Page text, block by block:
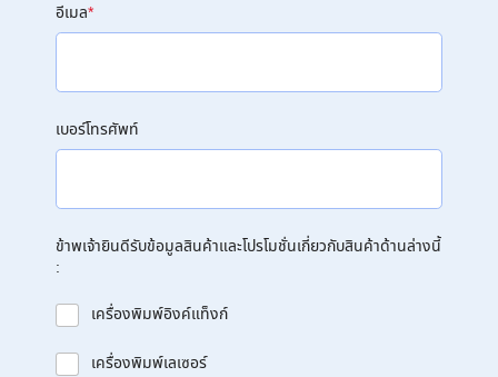
อีเมล*
เบอร์โทรศัพท์
ข้าพเจ้ายินดีรับข้อมูลสินค้าและโปรโมชั่นเกี่ยวกับสินค้าด้านล่างนี้
:
เครื่องพิมพ์อิงค์แท็งก์
เครื่องพิมพ์เลเซอร์